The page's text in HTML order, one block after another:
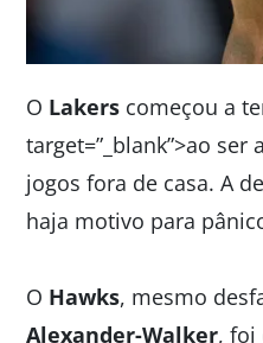
O Lakers começou a
target=”_blank”>ao
jogos fora de casa. A
haja motivo para
O Hawks, mesmo
Alexander-Walker, foi